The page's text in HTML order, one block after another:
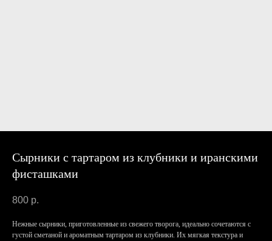
Сырники с тартаром из клубники и иранскими
фисташками
800 р.
Нежные сырники, приготовленные из свежего творога, идеально сочетаются с
густой сметаной и ароматным тартаром из клубники. Их мягкая текстура и